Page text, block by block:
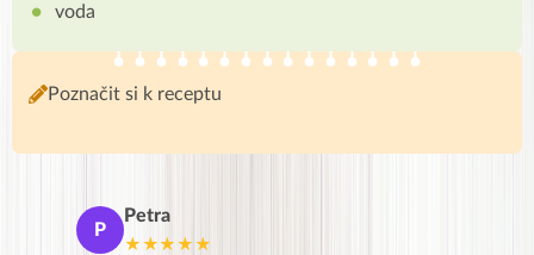
voda
Poznačit si k receptu
P
Petra
★★★★★